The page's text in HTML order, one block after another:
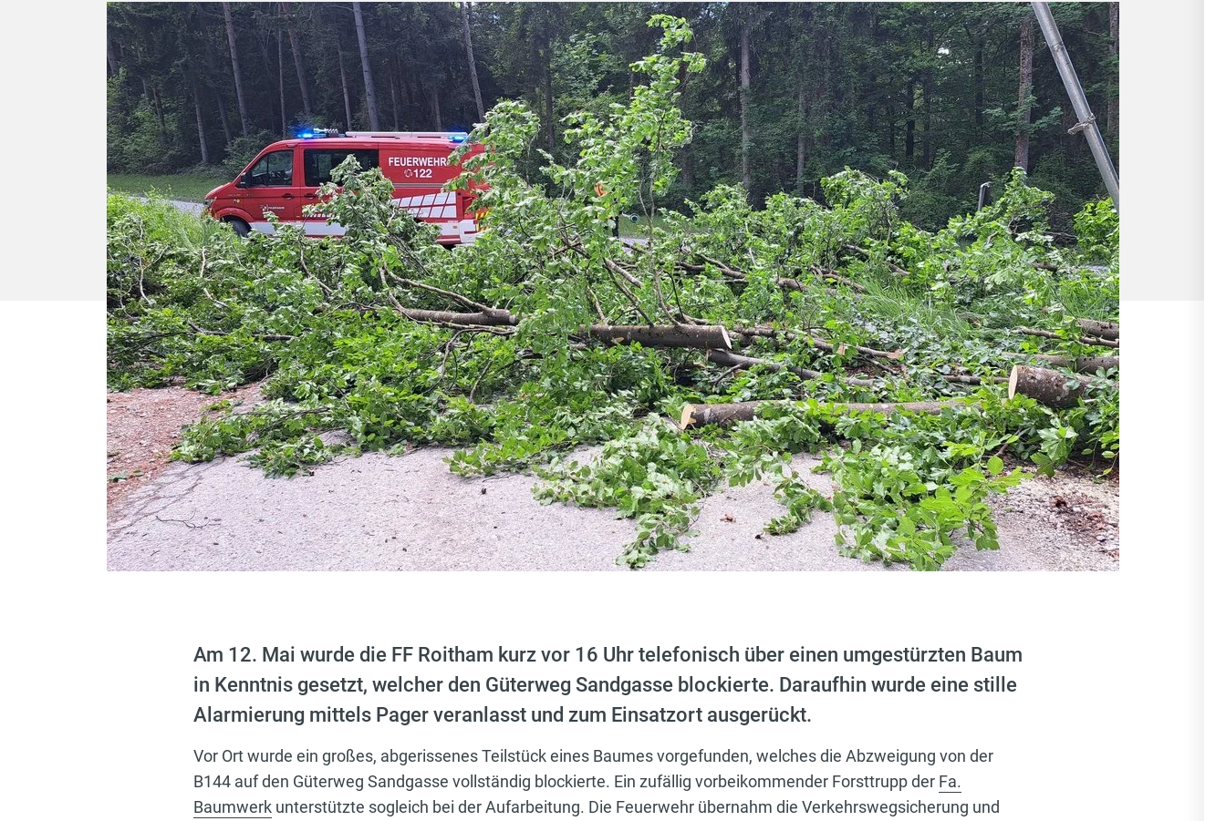
Am 12. Mai wurde die FF Roitham kurz vor 16 Uhr telefonisch über einen umgestürzten Baum
in Kenntnis gesetzt, welcher den Güterweg Sandgasse blockierte. Daraufhin wurde eine stille
Alarmierung mittels Pager veranlasst und zum Einsatzort ausgerückt.
Vor Ort wurde ein großes, abgerissenes Teilstück eines Baumes vorgefunden, welches die Abzweigung von der
B144 auf den Güterweg Sandgasse vollständig blockierte. Ein zufällig vorbeikommender Forsttrupp der Fa.
Baumwerk unterstützte sogleich bei der Aufarbeitung. Die Feuerwehr übernahm die Verkehrswegsicherung und